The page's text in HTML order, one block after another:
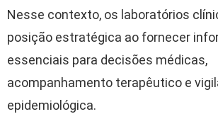
Nesse contexto, os laboratórios
posição estratégica ao fornecer
essenciais para decisões médicas,
acompanhamento terapêutico e
epidemiológica.